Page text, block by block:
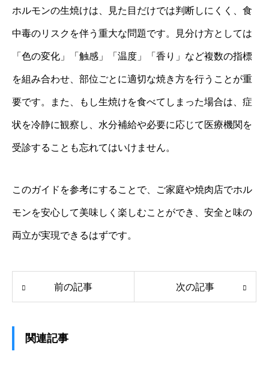
ホルモンの生焼けは、見た目だけでは判断しにくく、食
中毒のリスクを伴う重大な問題です。見分け方としては
「色の変化」「触感」「温度」「香り」など複数の指標
を組み合わせ、部位ごとに適切な焼き方を行うことが重
要です。また、もし生焼けを食べてしまった場合は、症
状を冷静に観察し、水分補給や必要に応じて医療機関を
受診することも忘れてはいけません。
このガイドを参考にすることで、ご家庭や焼肉店でホル
モンを安心して美味しく楽しむことができ、安全と味の
両立が実現できるはずです。
前の記事 次の記事
関連記事